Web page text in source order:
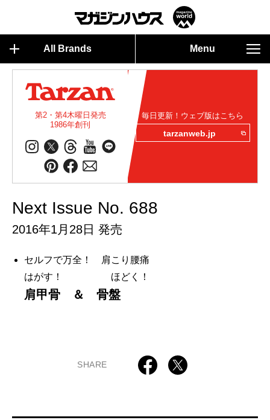
All Brands Menu
第2・第4木曜日発売
1986年創刊
毎日更新！ウェブ版はこちら
tarzanweb.jp
Next Issue No. 688
2016年1月28日 発売
セルフで万全！ 肩こり腰痛
はがす！ ほどく！
肩甲骨 ＆ 骨盤
SHARE